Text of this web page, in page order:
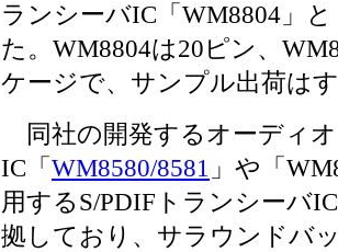
ランシーバIC「WM8804」
た。WM8804は20ピン、
ケージで、サンプル出荷は
同社の開発するオーディ
IC「 WM8580/8581 」や「
用するS/PDIFトランシーバ
拠しており、サラウンドバ